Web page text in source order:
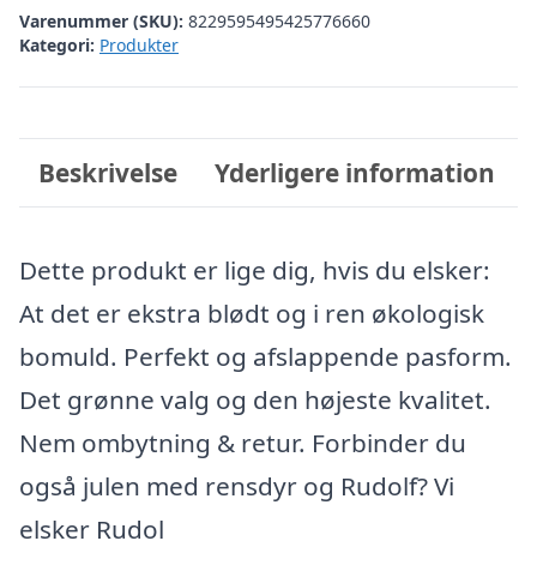
Varenummer (SKU): 8229595495425776660
Kategori: Produkter
Beskrivelse Yderligere information
Dette produkt er lige dig, hvis du elsker:
At det er ekstra blødt og i ren økologisk
bomuld. Perfekt og afslappende pasform.
Det grønne valg og den højeste kvalitet.
Nem ombytning & retur. Forbinder du
også julen med rensdyr og Rudolf? Vi
elsker Rudol